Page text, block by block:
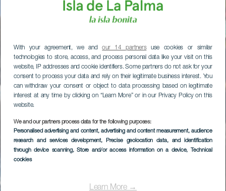
With your agreement, we andour 14 partnersuse cookies or similar
technologies to store, access, and process personal data like your visit on this
website, IP addresses and cookie identifiers. Some partners do not ask for your
consent to process your data and rely on their legitimate business interest. You
can withdraw your consent or object to data processing based on legitimate
interest at any time by clicking on “Learn More” or in our Privacy Policy on this
website.
We and our partners process data for the following purposes:
Personalised advertising and content, advertising and content measurement, audience
research and services development, Precise geolocation data, and identification
through device scanning, Store and/or access information on a device, Technical
cookies
Learn More →